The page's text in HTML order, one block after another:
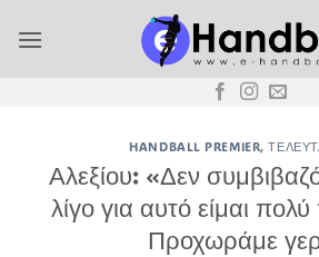
στο
HANDBALL PREMIER,
Αλεξίου: «Δεν
λίγο για αυτό είμαι
Προχωράμε